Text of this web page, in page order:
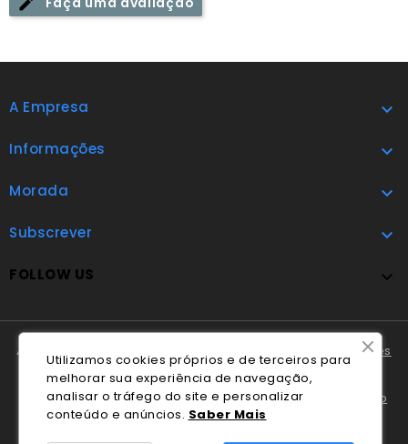
A Empresa 
Informações 
Morada 
Subscrever 
FOLLOW US 
A Cláudio Marques tem disponível o
Livro de Reclamações
Online.
Em caso de litígio o consumidor pode recorrer ao
Centro
Nacional de Informação e Arbitragem de Conflitos de
Utilizamos cookies próprios e de terceiros para
melhorar sua experiência de navegação,
analisar o tráfego do site e personalizar
conteúdo e anúncios. Saber Mais